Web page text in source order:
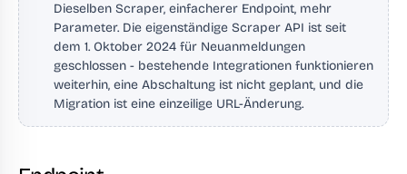
Dieselben Scraper, einfacherer Endpoint, mehr
Parameter. Die eigenständige Scraper API ist seit
dem 1. Oktober 2024 für Neuanmeldungen
geschlossen - bestehende Integrationen funktionieren
weiterhin, eine Abschaltung ist nicht geplant, und die
Migration ist eine einzeilige URL-Änderung.